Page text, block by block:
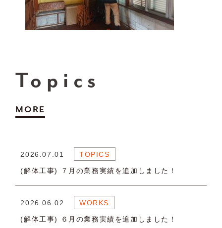
Topics
MORE
2026.07.01 TOPICS
(解体工事) ７月の業務実績を追加しました！
2026.06.02 WORKS
(解体工事) ６月の業務実績を追加しました！